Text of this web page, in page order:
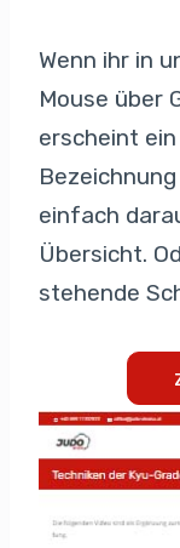
Wenn ihr in
Mouse über
erscheint
Bezeichnung
einfach
Übersicht.
stehende